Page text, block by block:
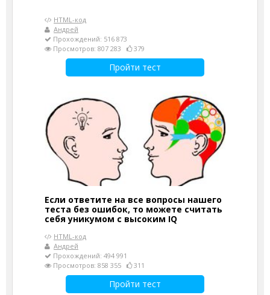
HTML-код
Андрей
Прохождений: 516 873
Просмотров: 807 283
379
Пройти тест
Если ответите на все вопросы нашего
теста без ошибок, то можете считать
себя уникумом с высоким IQ
HTML-код
Андрей
Прохождений: 494 991
Просмотров: 858 355
311
Пройти тест